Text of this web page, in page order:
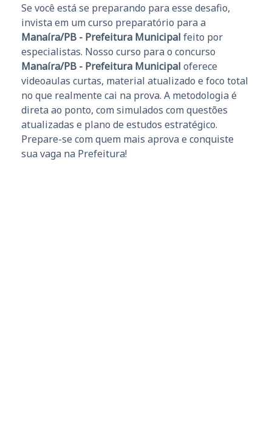
Se você está se preparando para esse desafio,
invista em um curso preparatório para a
Manaíra/PB - Prefeitura Municipal feito por
especialistas. Nosso curso para o concurso
Manaíra/PB - Prefeitura Municipal oferece
videoaulas curtas, material atualizado e foco total
no que realmente cai na prova. A metodologia é
direta ao ponto, com simulados com questões
atualizadas e plano de estudos estratégico.
Prepare-se com quem mais aprova e conquiste
sua vaga na Prefeitura!